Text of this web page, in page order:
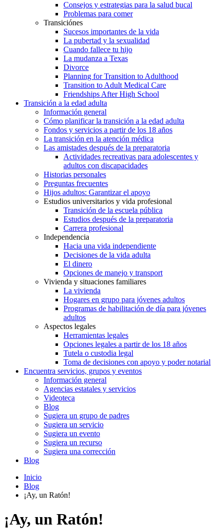
Consejos y estrategias para la salud bucal
Problemas para comer
Transiciónes
Sucesos importantes de la vida
La pubertad y la sexualidad
Cuando fallece tu hijo
La mudanza a Texas
Divorce
Planning for Transition to Adulthood
Transition to Adult Medical Care
Friendships After High School
Transición a la edad adulta
Información general
Cómo planificar la transición a la edad adulta
Fondos y servicios a partir de los 18 años
La transición en la atención médica
Las amistades después de la preparatoria
Actividades recreativas para adolescentes y
adultos con discapacidades
Historias personales
Preguntas frecuentes
Hijos adultos: Garantizar el apoyo
Estudios universitarios y vida profesional
Transición de la escuela pública
Estudios después de la preparatoria
Carrera profesional
Independencia
Hacia una vida independiente
Decisiones de la vida adulta
El dinero
Opciones de manejo y transport
Vivienda y situaciones familiares
La vivienda
Hogares en grupo para jóvenes adultos
Programas de habilitación de día para jóvenes
adultos
Aspectos legales
Herramientas legales
Opciones legales a partir de los 18 años
Tutela o custodia legal
Toma de decisiones con apoyo y poder notarial
Encuentra servicios, grupos y eventos
Información general
Agencias estatales y servicios
Videoteca
Blog
Sugiera un grupo de padres
Sugiera un servicio
Sugiera un evento
Sugiera un recurso
Sugiera una corrección
Blog
Inicio
Blog
¡Ay, un Ratón!
¡Ay, un Ratón!